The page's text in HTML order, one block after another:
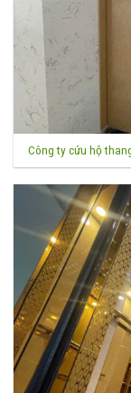
Công ty cứu hộ